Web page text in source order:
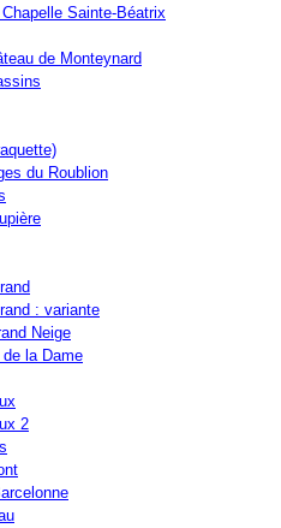
Sainte-Béatrix
de Monteynard
du Roublion
: variante
Neige
la Dame
2